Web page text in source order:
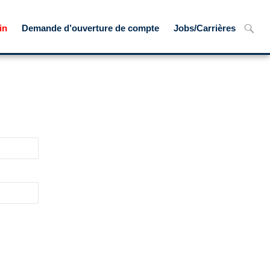
Demande d’ouverture de compte Jobs/Carrières